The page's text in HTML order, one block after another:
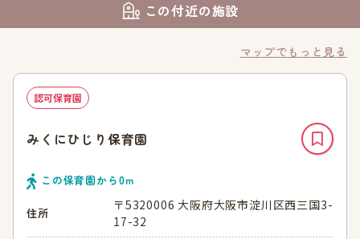
この付近の施設
マップでもっと見る
認可保育園
みくにひじり保育園
この保育園から0ｍ
住所
〒5320006 大阪府大阪市淀川区西三国3-
17-32